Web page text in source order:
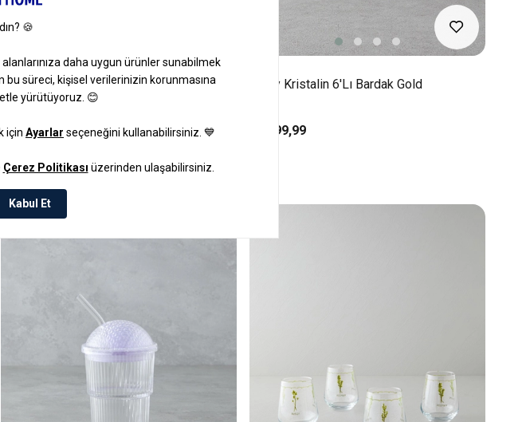
Shimmer Borosilikat Çift Cidarlı Bardak
400 Ml Silver
₺299,99
2
Gracy Kristalin 6'lı Bardak Gold
₺1.199,99